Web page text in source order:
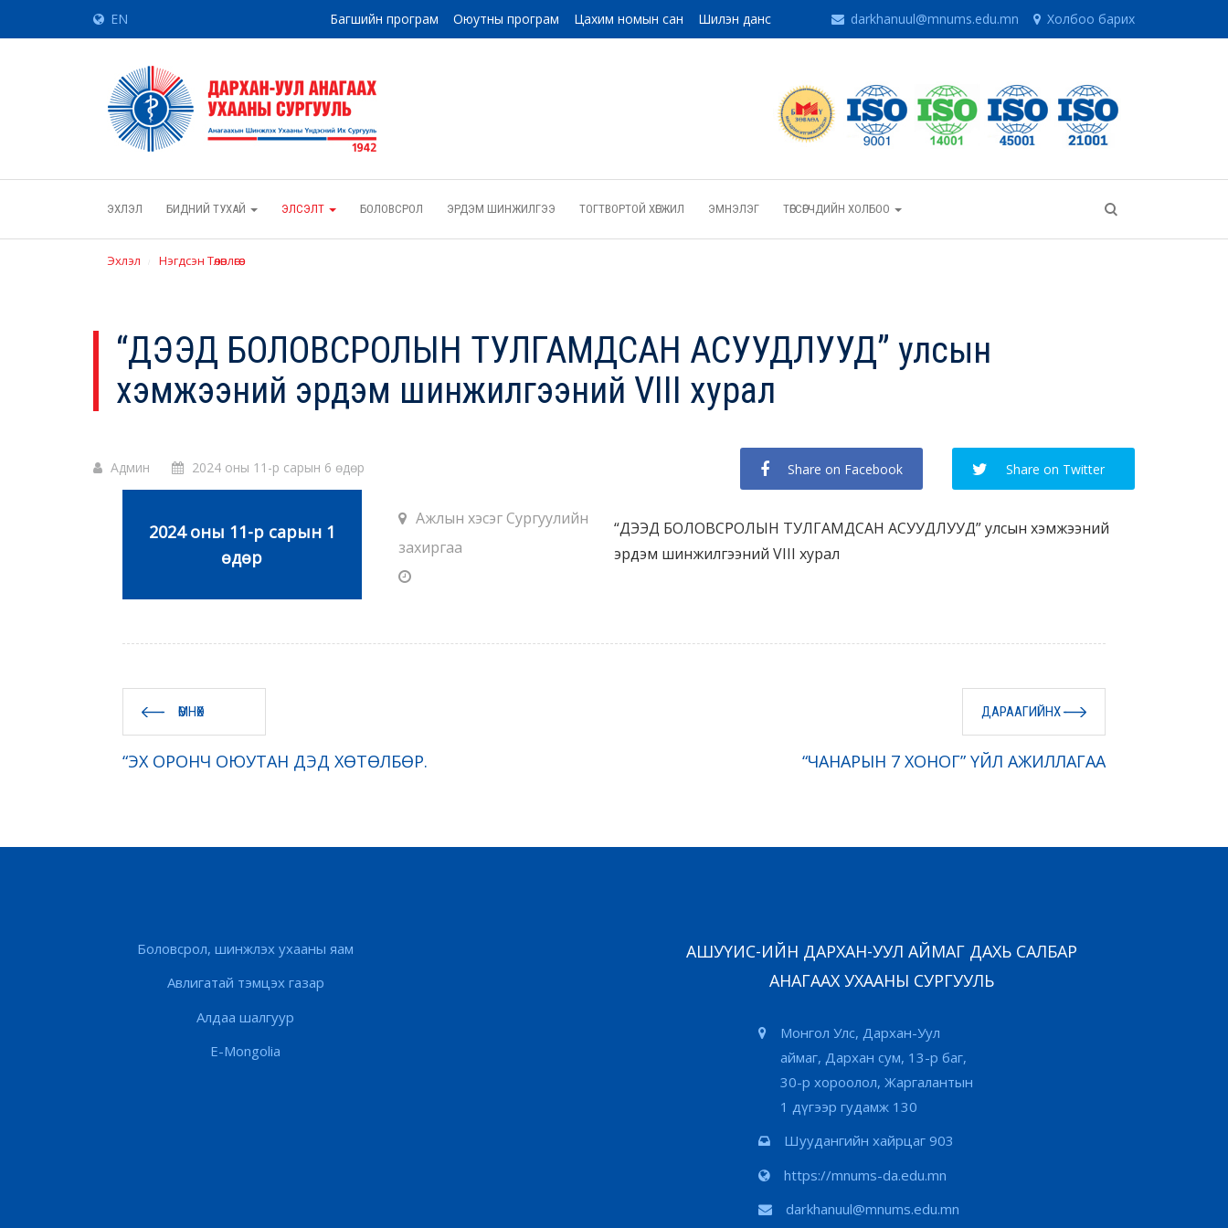
EN Багшийн програм Оюутны програм Цахим номын сан Шилэн данс darkhanuul@mnums.edu.mn Холбоо барих
ЭХЛЭЛ БИДНИЙ ТУХАЙ ЭЛСЭЛТ БОЛОВСРОЛ ЭРДЭМ ШИНЖИЛГЭЭ ТОГТВОРТОЙ ХӨГЖИЛ ЭМНЭЛЭГ ТӨГСӨГЧДИЙН ХОЛБОО
Эхлэл Нэгдсэн Төлөвлөгөө
“ДЭЭД БОЛОВСРОЛЫН ТУЛГАМДСАН АСУУДЛУУД” улсын
хэмжээний эрдэм шинжилгээний VIII хурал
Админ 2024 оны 11-р сарын 6 өдөр Share on Facebook Share on Twitter
2024 оны 11-р сарын 1
өдөр
Ажлын хэсэг Сургуулийн
захиргаа
“ДЭЭД БОЛОВСРОЛЫН ТУЛГАМДСАН АСУУДЛУУД” улсын хэмжээний
эрдэм шинжилгээний VIII хурал
ӨМНӨХ
“ЭХ ОРОНЧ ОЮУТАН ДЭД ХӨТӨЛБӨР.
ДАРААГИЙНХ
“ЧАНАРЫН 7 ХОНОГ” ҮЙЛ АЖИЛЛАГАА
Боловсрол, шинжлэх ухааны яам
Авлигатай тэмцэх газар
Алдаа шалгуур
E-Mongolia
АШУҮИС-ИЙН ДАРХАН-УУЛ АЙМАГ ДАХЬ САЛБАР
АНАГААХ УХААНЫ СУРГУУЛЬ
Монгол Улс, Дархан-Уул
аймаг, Дархан сум, 13-р баг,
30-р хороолол, Жаргалантын
1 дүгээр гудамж 130
Шуудангийн хайрцаг 903
https://mnums-da.edu.mn
darkhanuul@mnums.edu.mn